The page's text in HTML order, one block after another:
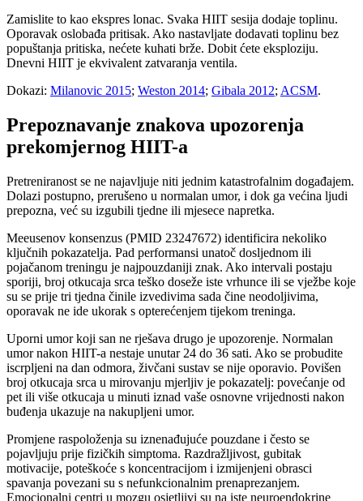
Zamislite to kao ekspres lonac. Svaka HIIT sesija dodaje toplinu.
Oporavak oslobađa pritisak. Ako nastavljate dodavati toplinu bez
popuštanja pritiska, nećete kuhati brže. Dobit ćete eksploziju.
Dnevni HIIT je ekvivalent zatvaranja ventila.
Dokazi: Milanovic 2015; Weston 2014; Gibala 2012;ACSM.
Prepoznavanje znakova upozorenja
prekomjernog HIIT-a
Pretreniranost se ne najavljuje niti jednim katastrofalnim događajem.
Dolazi postupno, prerušeno u normalan umor, i dok ga većina ljudi
prepozna, već su izgubili tjedne ili mjesece napretka.
Meeusenov konsenzus (PMID 23247672) identificira nekoliko
ključnih pokazatelja. Pad performansi unatoč dosljednom ili
pojačanom treningu je najpouzdaniji znak. Ako intervali postaju
sporiji, broj otkucaja srca teško doseže iste vrhunce ili se vježbe koje
su se prije tri tjedna činile izvedivima sada čine neodoljivima,
oporavak ne ide ukorak s opterećenjem tijekom treninga.
Uporni umor koji san ne rješava drugo je upozorenje. Normalan
umor nakon HIIT-a nestaje unutar 24 do 36 sati. Ako se probudite
iscrpljeni na dan odmora, živčani sustav se nije oporavio. Povišen
broj otkucaja srca u mirovanju mjerljiv je pokazatelj: povećanje od
pet ili više otkucaja u minuti iznad vaše osnovne vrijednosti nakon
buđenja ukazuje na nakupljeni umor.
Promjene raspoloženja su iznenađujuće pouzdane i često se
pojavljuju prije fizičkih simptoma. Razdražljivost, gubitak
motivacije, poteškoće s koncentracijom i izmijenjeni obrasci
spavanja povezani su s nefunkcionalnim prenaprezanjem.
Emocionalni centri u mozgu osjetljivi su na iste neuroendokrine